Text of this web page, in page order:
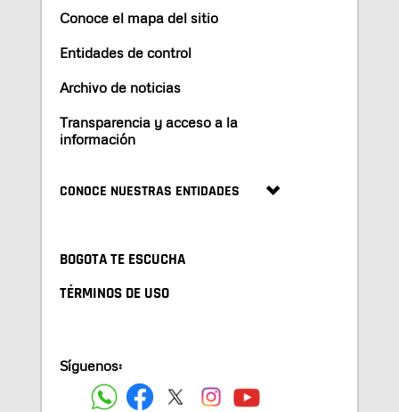
Conoce el mapa del sitio
Entidades de control
Archivo de noticias
Transparencia y acceso a la
información
CONOCE NUESTRAS ENTIDADES
BOGOTA TE ESCUCHA
TÉRMINOS DE USO
Síguenos: